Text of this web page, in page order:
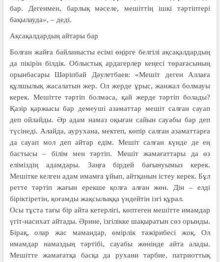
бар. Дегенмен, барлық мәселе, мешіттің ішкі тәртіптері
бақылауда», – деді.
Ақсақалдардың айтары бар
Болған жайға байланысты есімі өңірге белгілі ақсақал­дардың
да пікірін білдік. Облыстық ардагерлер кеңесі төрағасының
орынбасары Шәріпбай Дәулетбаев: «Мешіт деген Аллаға
құлшылық жасалатын жер. Ол жерде ұрыс, жанжал болмауы
керек. Мешітте тәртіп болмаса, қай жерде тәртіп болады?
Қазір қаржысы бар демеуші азаматтар мешіт салған сауап
деп ойлайды. Әр адам намаз оқыған сайын сауабы бар деп
түсінеді. Алайда, аурухана, мектеп, көпір салған азаматтарға
да сауап мол деп айтар едім. Мешіт салған күнде де ең
бастысы – білім мен тәртіп. Мешіт жамағаттары да өз
еліміздің адамдары. Заңға бірдей бағынуымыз керек.
Мешітке келген адам имамға ұйып, айтқанын істеу керек. Бұл
ретте тәртіп жағын ерекше қолға алған жөн. Дін – елді
біріктіретін, қоғамды жақсылыққа үндейтін ізгі құрал.
Осы тұста тағы бір айта кетерлігі, көптеген мешітте имамдар
үгіт-насихат айтады. Әрине, ізгілікке шақыратын сөз орынды.
Бірақ, олар жас мамандар, өмірлік тәжірибесі жоқ. Ол
имамдар намаздың тәртібі, сауабы жөнінде айта алады.
Мешітте жамағатқа басқа да рухани тәрбие, патриоттық